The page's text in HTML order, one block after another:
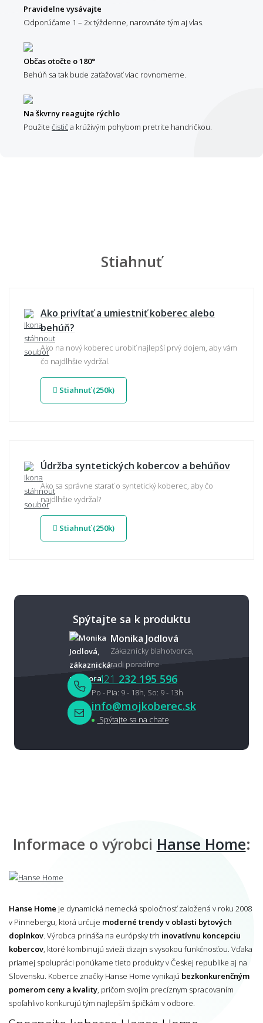
Pravidelne vysávajte
Odporúčame 1 – 2x týždenne, narovnáte tým aj vlas.
Občas otočte o 180°
Behúň sa tak bude zaťažovať viac rovnomerne.
Na škvrny reagujte rýchlo
Použite čističa krúživým pohybom pretrite handričkou.
Stiahnuť
Ako privítať a umiestniť koberec alebo
behúň?
Ako na nový koberec urobiť najlepší prvý dojem, aby vám
čo najdlhšie vydržal.
Stiahnuť (250k)
Údržba syntetických kobercov a behúňov
Ako sa správne starať o syntetický koberec, aby čo
najdlhšie vydržal?
Stiahnuť (250k)
Spýtajte sa k produktu
Monika Jodlová
Zákaznícky blahotvorca,
radi poradíme
+421 232 195 596
Po - Pia: 9 - 18h, So: 9 - 13h
info@mojkoberec.sk
Spýtajte sa na chate
Informace o výrobci Hanse Home:
Hanse Home je dynamická nemecká spoločnosť založená v roku 2008
v Pinnebergu, ktorá určuje moderné trendy v oblasti bytových
doplnkov. Výrobca prináša na európsky trh inovatívnu koncepciu
kobercov, ktoré kombinujú svieži dizajn s vysokou funkčnosťou. Vďaka
priamej spolupráci ponúkame tieto produkty v Českej republike aj na
Slovensku. Koberce značky Hanse Home vynikajú bezkonkurenčným
pomerom ceny a kvality, pričom svojím precíznym spracovaním
spoľahlivo konkurujú tým najlepším špičkám v odbore.